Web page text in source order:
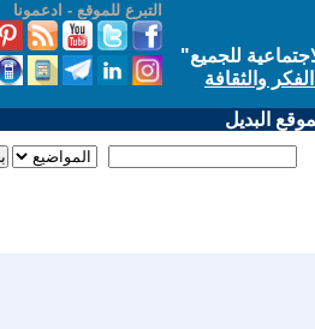
التبرع للموقع - ادعمونا
للجميع"
والثقافة
البديل